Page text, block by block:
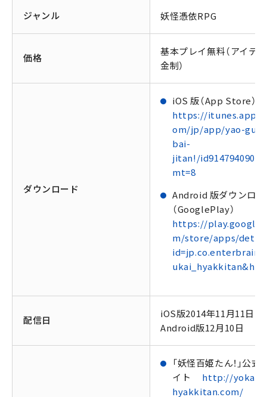
ジャンル 妖怪憑依RPG
価格
基本プレイ無料（アイテ
金制）
ダウンロード
iOS 版（App Store）
https://
om/jp/app/yao-
bai-
jitan!/id914794090?
mt=8
Android 版ダウンロ
（GooglePlay）
https://
m/store/apps/
配信日
iOS版2014年11月11日
Android版12月10日
「妖怪百姫たん！」公式
イト http://yokai-
hyakkitan.com/